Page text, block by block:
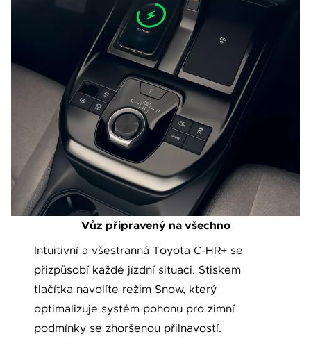
Vůz připravený na všechno
Intuitivní a všestranná Toyota C-HR+ se
přizpůsobí každé jízdní situaci. Stiskem
tlačítka navolíte režim Snow, který
optimalizuje systém pohonu pro zimní
podmínky se zhoršenou přilnavostí.